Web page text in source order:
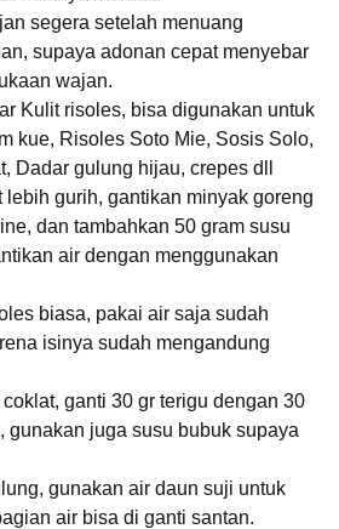
segera setelah menuang
supaya adonan cepat menyebar
wajan.
Kulit risoles, bisa digunakan untuk
kue, Risoles Soto Mie, Sosis Solo,
Dadar gulung hijau, crepes dll
lebih gurih, gantikan minyak goreng
dan tambahkan 50 gram susu
air dengan menggunakan
biasa, pakai air saja sudah
isinya sudah mengandung
ganti 30 gr terigu dengan 30
gunakan juga susu bubuk supaya
gunakan air daun suji untuk
air bisa di ganti santan.